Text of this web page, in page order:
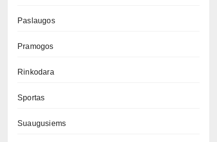
Paslaugos
Pramogos
Rinkodara
Sportas
Suaugusiems